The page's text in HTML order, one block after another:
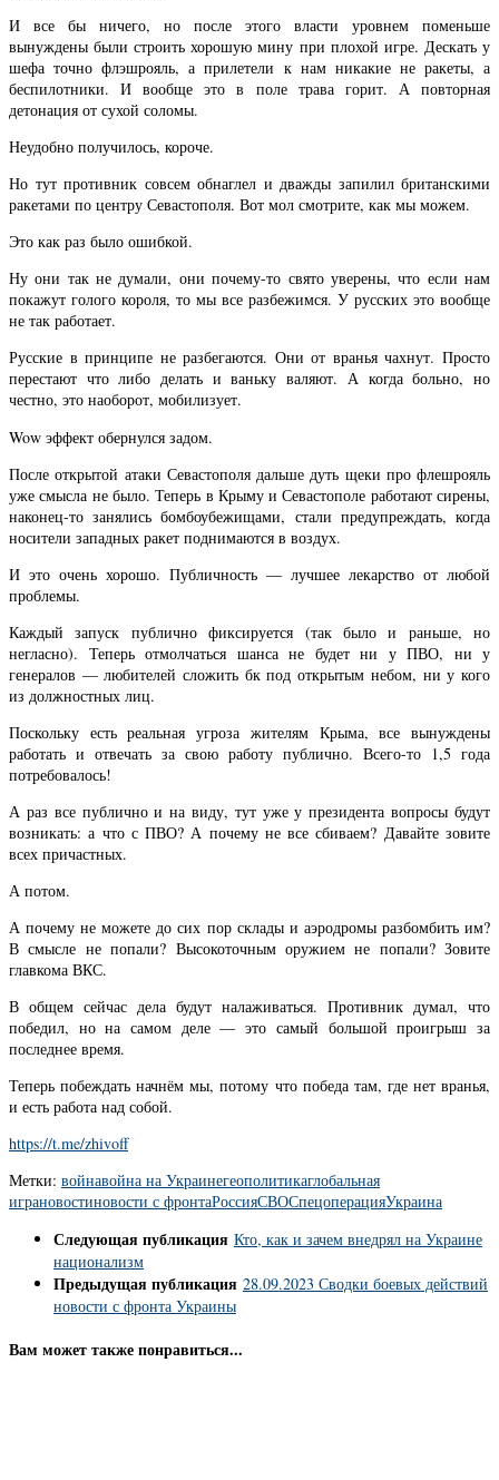
И все бы ничего, но после этого власти уровнем поменьше
вынуждены были строить хорошую мину при плохой игре. Дескать у
шефа точно флэшрояль, а прилетели к нам никакие не ракеты, а
беспилотники. И вообще это в поле трава горит. А повторная
детонация от сухой соломы.
Неудобно получилось, короче.
Но тут противник совсем обнаглел и дважды запилил британскими
ракетами по центру Севастополя. Вот мол смотрите, как мы можем.
Это как раз было ошибкой.
Ну они так не думали, они почему-то свято уверены, что если нам
покажут голого короля, то мы все разбежимся. У русских это вообще
не так работает.
Русские в принципе не разбегаются. Они от вранья чахнут. Просто
перестают что либо делать и ваньку валяют. А когда больно, но
честно, это наоборот, мобилизует.
Wow эффект обернулся задом.
После открытой атаки Севастополя дальше дуть щеки про флешрояль
уже смысла не было. Теперь в Крыму и Севастополе работают сирены,
наконец-то занялись бомбоубежищами, стали предупреждать, когда
носители западных ракет поднимаются в воздух.
И это очень хорошо. Публичность — лучшее лекарство от любой
проблемы.
Каждый запуск публично фиксируется (так было и раньше, но
негласно). Теперь отмолчаться шанса не будет ни у ПВО, ни у
генералов — любителей сложить бк под открытым небом, ни у кого
из должностных лиц.
Поскольку есть реальная угроза жителям Крыма, все вынуждены
работать и отвечать за свою работу публично. Всего-то 1,5 года
потребовалось!
А раз все публично и на виду, тут уже у президента вопросы будут
возникать: а что с ПВО? А почему не все сбиваем? Давайте зовите
всех причастных.
А потом.
А почему не можете до сих пор склады и аэродромы разбомбить им?
В смысле не попали? Высокоточным оружием не попали? Зовите
главкома ВКС.
В общем сейчас дела будут налаживаться. Противник думал, что
победил, но на самом деле — это самый большой проигрыш за
последнее время.
Теперь побеждать начнём мы, потому что победа там, где нет вранья,
и есть работа над собой.
https://t.me/zhivoff
Метки: войнавойна на Украинегеополитикаглобальная
играновостиновости с фронтаРоссияСВОСпецоперацияУкраина
Следующая публикация Кто, как и зачем внедрял на Украине
национализм
Предыдущая публикация 28.09.2023 Сводки боевых действий
новости с фронта Украины
Вам может также понравиться...